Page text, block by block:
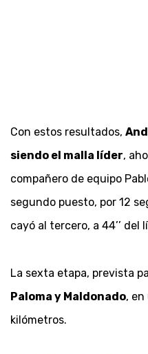
Con estos resultados,
siendo el malla líder,
compañero de equipo
segundo puesto, por 12
cayó al tercero, a 44’’ del
La sexta etapa, prevista
Paloma y Maldonado, en
kilómetros.